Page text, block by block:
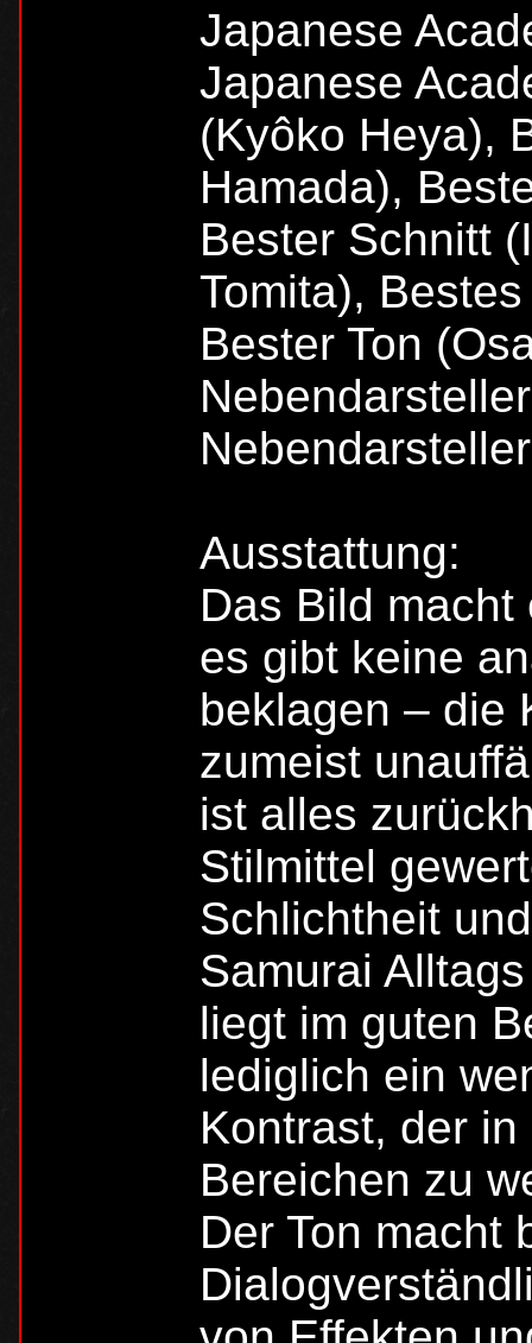
Japanese
Japanese
(Kyôko Heya),
Hamada),
Bester Schnitt
Tomita),
Bester Ton
Ausstattung:
Das Bild
es gibt keine
beklagen – die
zumeist
ist alles
Stilmittel
Schlichtheit
Samurai
liegt im guten
lediglich ein
Kontrast, der
Bereichen zu
Der Ton macht